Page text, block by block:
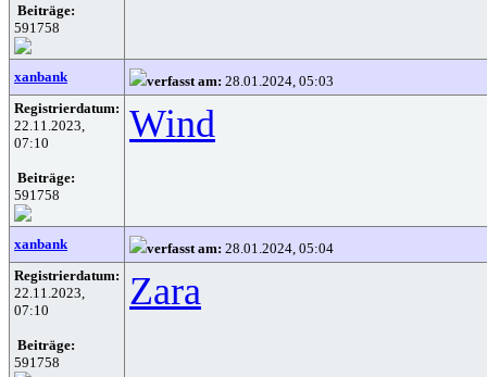
Beiträge:
591758
xanbank verfasst am: 28.01.2024, 05:03
Registrierdatum:
22.11.2023,
07:10
Beiträge:
591758
Wind
xanbank verfasst am: 28.01.2024, 05:04
Registrierdatum:
22.11.2023,
07:10
Beiträge:
591758
Zara